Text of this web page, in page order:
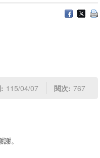
115/04/07 閱次: 767
。